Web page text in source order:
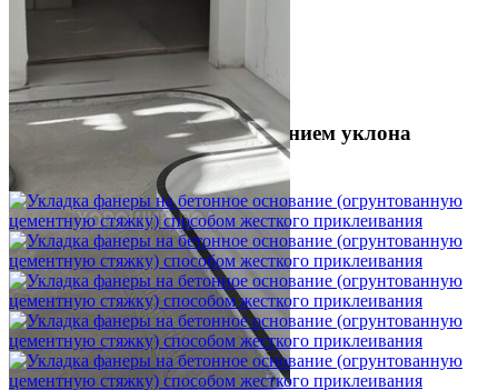
Шлифовка стяжки с сохранением уклона
1 500 ₽